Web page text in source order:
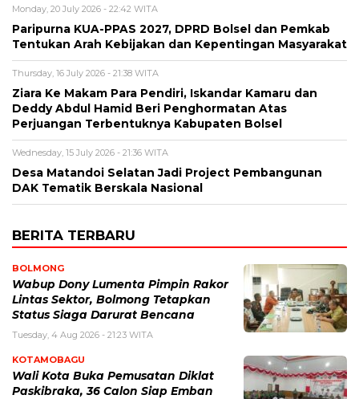
Monday, 20 July 2026 - 22:42 WITA
Paripurna KUA-PPAS 2027, DPRD Bolsel dan Pemkab
Tentukan Arah Kebijakan dan Kepentingan Masyarakat
Thursday, 16 July 2026 - 21:38 WITA
Ziara Ke Makam Para Pendiri, Iskandar Kamaru dan
Deddy Abdul Hamid Beri Penghormatan Atas
Perjuangan Terbentuknya Kabupaten Bolsel
Wednesday, 15 July 2026 - 21:36 WITA
Desa Matandoi Selatan Jadi Project Pembangunan
DAK Tematik Berskala Nasional
BERITA TERBARU
BOLMONG
Wabup Dony Lumenta Pimpin Rakor
Lintas Sektor, Bolmong Tetapkan
Status Siaga Darurat Bencana
Tuesday, 4 Aug 2026 - 21:23 WITA
KOTAMOBAGU
Wali Kota Buka Pemusatan Diklat
Paskibraka, 36 Calon Siap Emban